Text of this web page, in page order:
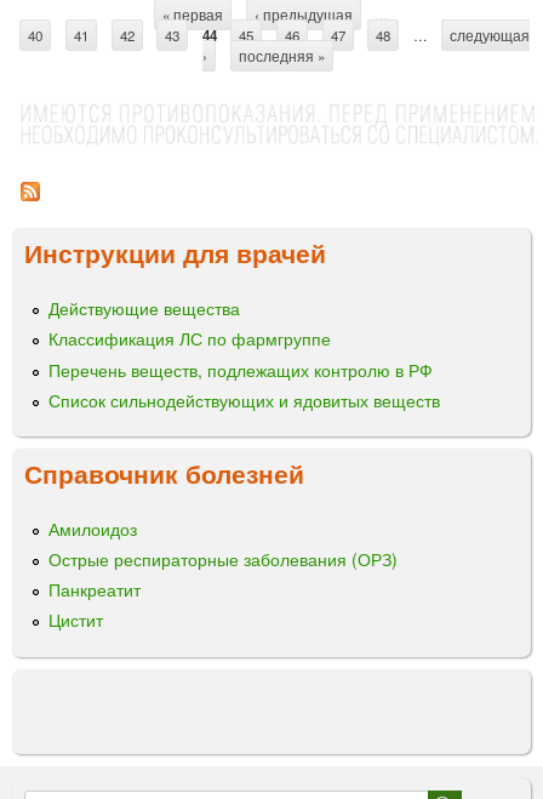
е
И
Л
А
М
Т
А
Т
р
с
т
р
д
л
м
С
р
а
н
ц
« первая ‹ предыдущая
…
40
41 42 43 44 45 46 47 48 …
следующая
›
последняя »
Инструкции для врачей
Действующие вещества
Классификация ЛС по фармгруппе
Перечень веществ, подлежащих контролю в РФ
Список сильнодействующих и ядовитых веществ
Справочник болезней
Амилоидоз
Острые респираторные заболевания (ОРЗ)
Панкреатит
Цистит